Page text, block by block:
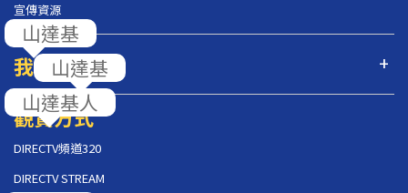
宣傳資源
我們的節目
觀賞方式
DIRECTV頻道320
DIRECTV STREAM